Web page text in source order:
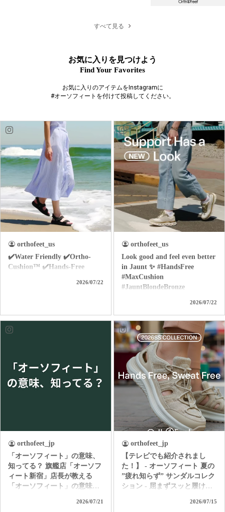
すべて見る
お気に入りを見つけよう
Find Your Favorites
お気に入りのアイテムをInstagramに
#オーソフィートを付けて投稿してください。
orthofeet_us
✔️Water Friendly ✔️Ortho-
Cushion™ ✔️Hands-Free
2026/07/22
orthofeet_us
Look good and feel even better
in Jaunt ✨ #HandsFree
#MaxCushion
#JauntBlondeBronze
2026/07/22
orthofeet_jp
「オーソフィート」の意味、
知ってる？ 旗艦店「オーソフ
ィート新宿」店長が教える
「オーソフィート」の意味。
2026/07/21
orthofeet_jp
【テレビでも紹介されまし
た！】 - オーソフィート 夏の
”疲れ知らず” サンダルコレク
ション - 屈まずスッと履け
2026/07/15